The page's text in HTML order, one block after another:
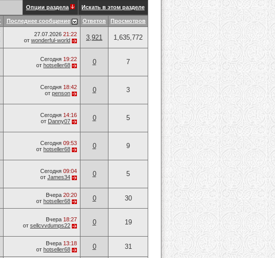
Опции раздела Искать в этом разделе
Последнее сообщение Ответов Просмотров
27.07.2026 21:22
от wonderful-world 3,921 1,635,772
Сегодня 19:22
от hotseller68 0 7
Сегодня 18:42
от penson 0 3
Сегодня 14:16
от Danny07 0 5
Сегодня 09:53
от hotseller68 0 9
Сегодня 09:04
от James34 0 5
Вчера 20:20
от hotseller68 0 30
Вчера 18:27
от sellcvvdumps22 0 19
Вчера 13:18
от hotseller68 0 31